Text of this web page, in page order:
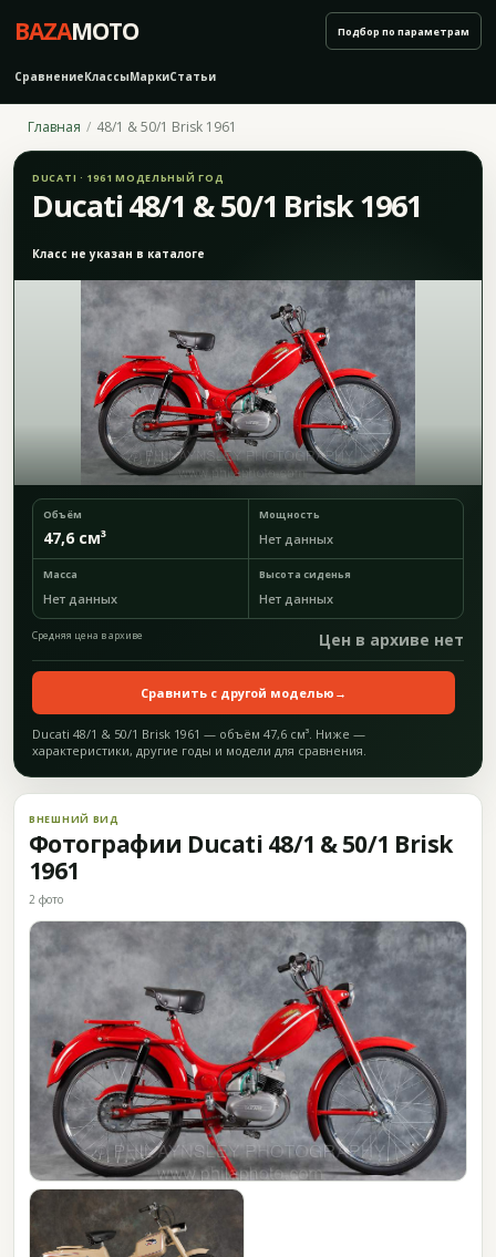
BAZAMOTO
СравнениеКлассыМаркиСтатьи
Подбор по параметрам
Главная 48/1 & 50/1 Brisk 1961
DUCATI · 1961 МОДЕЛЬНЫЙ ГОД
Ducati 48/1 & 50/1 Brisk 1961
Класс не указан в каталоге
Объём
47,6 см³
Мощность
Нет данных
Масса
Нет данных
Высота сиденья
Нет данных
Средняя цена в архиве Цен в архиве нет
Сравнить с другой моделью →
Ducati 48/1 & 50/1 Brisk 1961 — объём 47,6 см³. Ниже —
характеристики, другие годы и модели для сравнения.
ВНЕШНИЙ ВИД
Фотографии Ducati 48/1 & 50/1 Brisk
1961
2 фото